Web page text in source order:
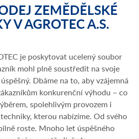
ZEMĚDĚLSKÉ
V AGROTEC A.S.
je poskytovat ucelený soubor
mohl plně soustředit na svoje
Dbáme na to, aby vzájemná
konkurenční výhodu – co
spolehlivým provozem i
kterou nabízíme. Od svého
roste. Mnoho let úspěšného